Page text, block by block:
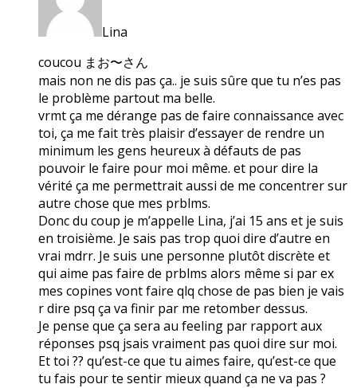
Lina
coucou まお〜さん
mais non ne dis pas ça.. je suis sûre que tu n’es pas
le problème partout ma belle.
vrmt ça me dérange pas de faire connaissance avec
toi, ça me fait très plaisir d’essayer de rendre un
minimum les gens heureux à défauts de pas
pouvoir le faire pour moi même. et pour dire la
vérité ça me permettrait aussi de me concentrer sur
autre chose que mes prblms.
Donc du coup je m’appelle Lina, j’ai 15 ans et je suis
en troisième. Je sais pas trop quoi dire d’autre en
vrai mdrr. Je suis une personne plutôt discrète et
qui aime pas faire de prblms alors même si par ex
mes copines vont faire qlq chose de pas bien je vais
r dire psq ça va finir par me retomber dessus.
Je pense que ça sera au feeling par rapport aux
réponses psq jsais vraiment pas quoi dire sur moi.
Et toi ?? qu’est-ce que tu aimes faire, qu’est-ce que
tu fais pour te sentir mieux quand ça ne va pas ?